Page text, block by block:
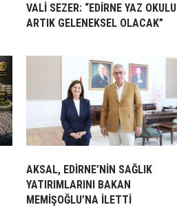
VALİ SEZER: “EDİRNE YAZ OKULU
ARTIK GELENEKSEL OLACAK”
AKSAL, EDİRNE’NİN SAĞLIK
YATIRIMLARINI BAKAN
MEMİŞOĞLU’NA İLETTİ